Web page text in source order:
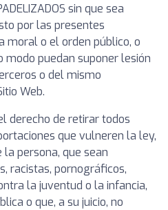
sin que sea
por las presentes
moral o el orden público, o
modo puedan suponer lesión
o del mismo
Web.
derecho de retirar todos
que vulneren la ley,
persona, que sean
racistas, pornográficos,
la juventud o la infancia,
o que, a su juicio, no